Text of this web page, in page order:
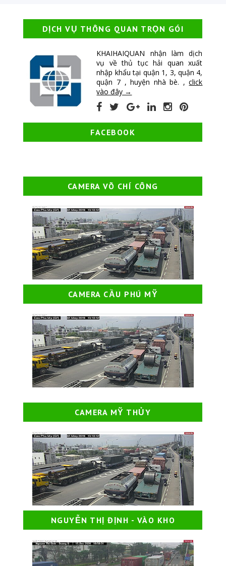
DỊCH VỤ THÔNG QUAN TRỌN GÓI
KHAIHAIQUAN nhận làm dịch
vụ về thủ tục hải quan xuất
nhập khẩu tại quận 1, 3, quận 4,
quận 7 , huyện nhà bè. ,click
vào đây →
FACEBOOK
CAMERA VÕ CHÍ CÔNG
CAMERA CẦU PHÚ MỸ
CAMERA MỸ THỦY
NGUYỄN THỊ ĐỊNH - VÀO KHO